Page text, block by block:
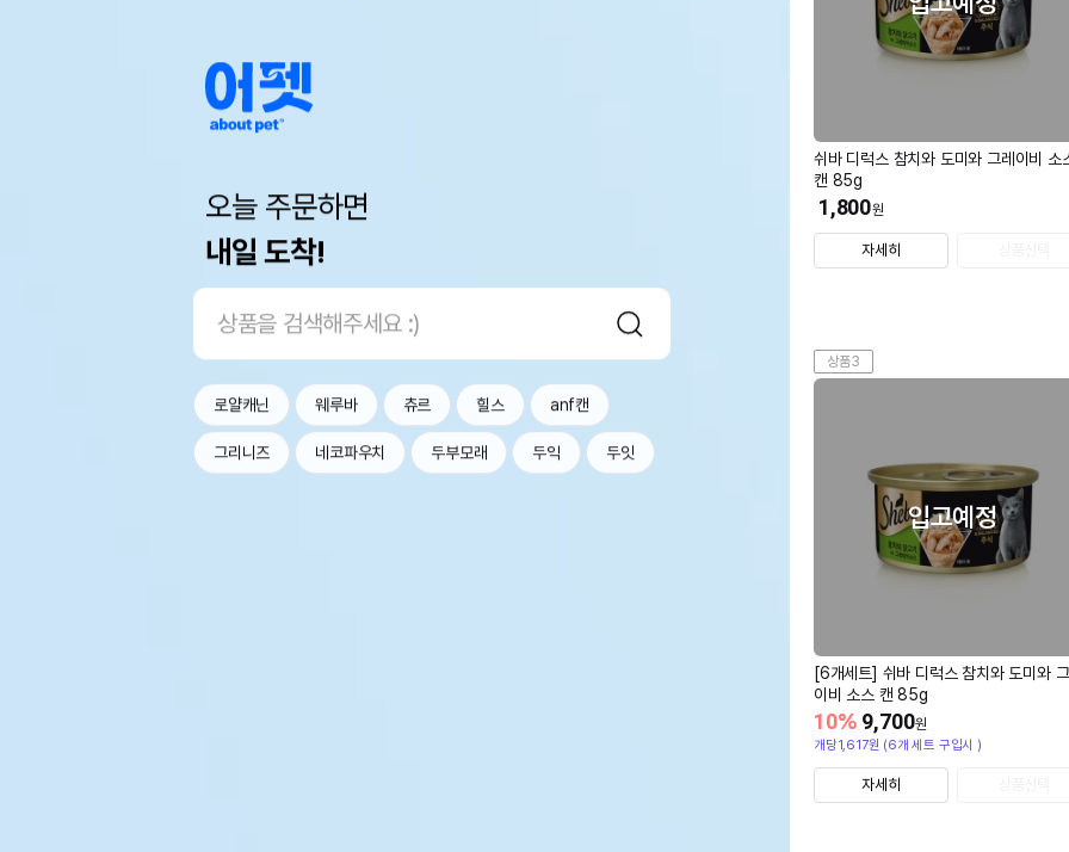
오늘 주문하면
내일 도착!
로얄캐닌 웨루바 츄르 힐스 anf캔
그리니즈 네코파우치 두부모래 두익 두잇
쉬바 디럭스 참치와 도미와 그레이비 소
캔 85g
1,800원
자세히
상품3
입고예정
[6개세트] 쉬바 디럭스 참치와 도미와
이비 소스 캔 85g
9,700원
10%
개당1,617원 (6개 세트 구입시 )
자세히